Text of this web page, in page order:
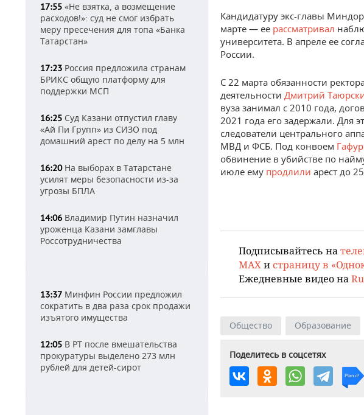
17:55 «Не взятка, а возмещение
расходов!»: суд не смог избрать
меру пресечения для топа «Банка
Татарстан»
17:23 Россия предложила странам
БРИКС общую платформу для
поддержки МСП
16:25 Суд Казани отпустил главу
«Ай Пи Групп» из СИЗО под
домашний арест по делу на 5 млн
16:20На выборах в Татарстане
усилят меры безопасности из-за
угрозы БПЛА
14:06 Владимир Путин назначил
уроженца Казани замглавы
Россотрудничества
13:37 Минфин России предложил
сократить в два раза срок продажи
изъятого имущества
12:05 В РТ после вмешательства
прокуратуры выделено 273 млн
рублей для детей-сирот
Кандидатуру экс-главы
марте — ее рассматривал
университета. В апреле ее
России.
С 22 марта обязанности
деятельности Дмитрий
вуза занимал с 2010 года,
2021 года его задержали. Для
следователи центрального
МВД и ФСБ. Под конвоем
обвинение в убийстве по
июле ему продлили арест до
Подписывайтесь на
MAX и страницу в
Ежедневные видео на
Общество Образование
Поделитесь в соцсетях